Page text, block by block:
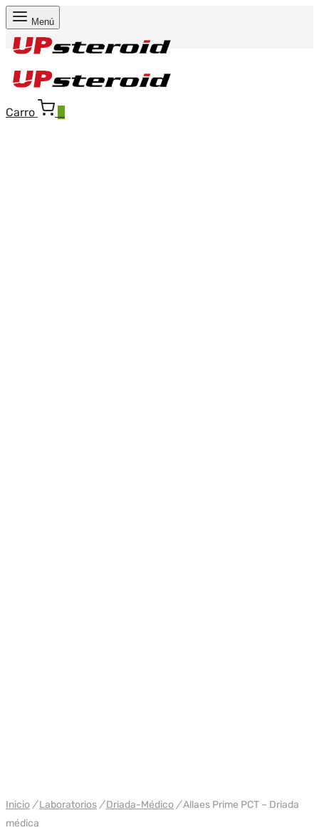
Menú
Carro
Inicio / Laboratorios / Driada-Médico /Allaes Prime PCT – Driada
médica